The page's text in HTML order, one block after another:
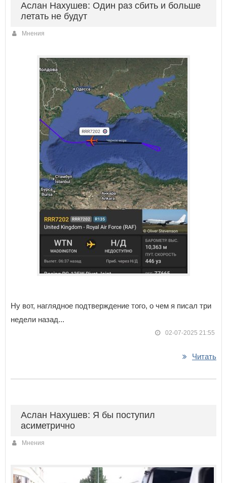
Аслан Нахушев: Один раз сбить и больше
летать не будут
Мнения
Ну вот, наглядное подтверждение того, о чем я писал три
недели назад...
02-07-2025 21:55
Читать
Аслан Нахушев: Я бы поступил
асиметрично
Мнения